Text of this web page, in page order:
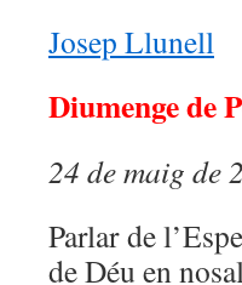
Josep Llunell
Diumenge de
24 de maig de
Parlar de
de Déu en